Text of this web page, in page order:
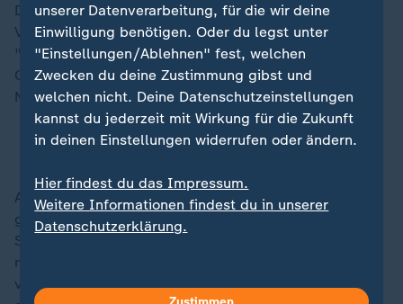
Der Park setze auf Innovation, etwa durch Einsatz von
Virtual Reality, der traditionelle Fahrgeschäfte wie den
"Alpenexpress Enzian" neu inszeniere und aufwerte.
Oder mit Mega-Projekten wie der Achterbahn "Voltron
Nevera".
Europa-Park: Neuheiten lassen auf sich warten
Auch in Haßloch haben sich die Attraktionen längst
gewandelt. Der frühere "Donnerfluss" - eine
Stromschnellenfahrt - wurde zum "DinoSplash". Man
rauscht zwischen prähistorischen Kreaturen hindurch,
vorbei an Wasserfällen und künstlichen Felsen, fast so
unserer Datenverarbeitung, für die wir deine
Einwilligung benötigen. Oder du legst unter
"Einstellungen/Ablehnen" fest, welchen
Zwecken du deine Zustimmung gibst und
welchen nicht. Deine Datenschutzeinstellungen
kannst du jederzeit mit Wirkung für die Zukunft
in deinen Einstellungen widerrufen oder ändern.
Hier findest du das Impressum.
Weitere Informationen findest du in unserer
Datenschutzerklärung.